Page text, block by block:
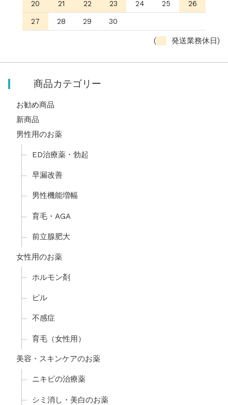
20 21 22 23 24 25
26
27
28 29 30
( 発送業務休日)
商品カテゴリー
お勧め商品
新商品
男性用のお薬
ED治療薬・勃起
早漏改善
男性機能増幅
育毛・AGA
前立腺肥大
女性用のお薬
ホルモン剤
ピル
不感症
育毛（女性用）
美容・スキンケアのお薬
ニキビの治療薬
シミ消し・美白のお薬